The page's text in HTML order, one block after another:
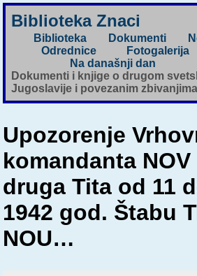
Biblioteka Znaci
Biblioteka Dokumenti
Odrednice
Fotogalerija
Na današnji dan
Dokumenti i knjige o drugom
Jugoslavije i povezanim zbivanjima
Upozorenje
komandanta NOV
druga Tita od 11
1942 god. Štabu
NOU…